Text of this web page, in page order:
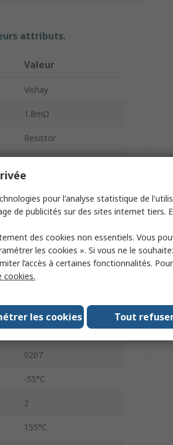
attributs.
Valeur
Vishay
1.8mΩ
Resistor
1%
Fan Folded
350V
Thin Film
MBB0207
No
0207
-55°C
2
155°C
pour l'analyse statistique de
de publicités sur des sites internet tiers.
des cookies non essentiels. Vous
les cookies ». Si vous ne le
l’accès à certaines fonctionnalités.
cookies.
les cookies Tout